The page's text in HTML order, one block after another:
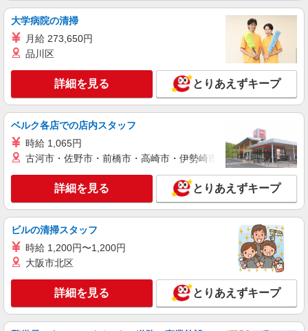
キープ 詳細を見る
アルバイト
リータンタンカフェ 経堂コルティ店
中華カフェのキッチンスタッフ（ランチ帯）
時給1,300円以上＋交通費規定内支給 ◆昇給あ
り ※研修中は1,250円
Lee Tan Tan Cafe 経堂コルティ店 東京都世
田谷区経堂2-1-33 経堂コルティ4F
キープ 詳細を見る
リータンタンカフェ 経堂コルティ店
中華カフェのキッチンスタッフ（ディナー帯）
時給1,300円以上＋交通費規定内支給 ◆昇給あ
Lee Tan Tan Cafe 経堂コルティ店 東京都世
田谷区経堂2-1-33 経堂コルティ4F
詳細を見る
大学病院の清掃
月給 273,650円
品川区
詳細を見る とりあえずキープ
ベルク各店での店内スタッフ
時給 1,065円
古河市・佐野市・前橋市・高崎市・伊勢崎市・太田市・館林市
詳細を見る とりあえずキープ
ビルの清掃スタッフ
時給 1,200円〜1,200円
大阪市北区
詳細を見る とりあえずキープ